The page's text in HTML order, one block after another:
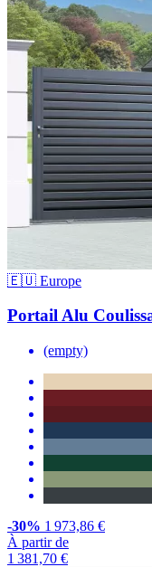
🇪🇺 Europe
Portail Alu
(empty)
-30% 1 973,86 €
À partir de
1 381,70 €